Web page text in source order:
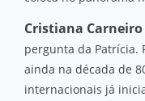
Cristiana Carneiro
pergunta da Patrícia.
ainda na década de
internacionais já